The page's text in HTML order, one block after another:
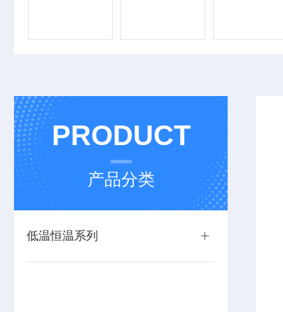
PRODUCT
产品分类
低温恒温系列